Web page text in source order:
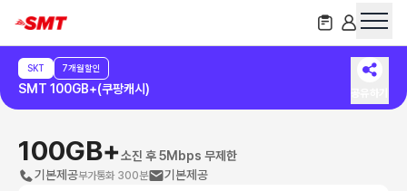
SKT 7개월할인
SMT 100GB+(쿠팡캐시)
100GB+소진 후 5Mbps 무제한
기본제공부가통화 300분 기본제공